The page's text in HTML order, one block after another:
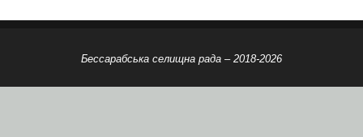
Бессарабська селищна рада – 2018-2026